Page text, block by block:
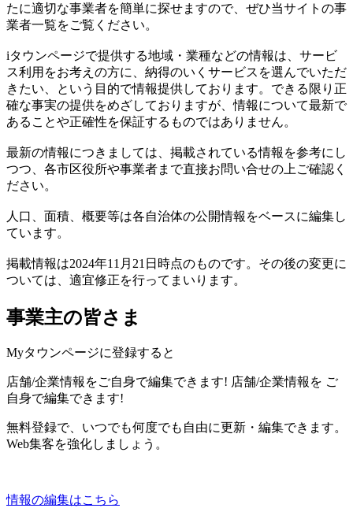
たに適切な事業者を簡単に探せますので、ぜひ当サイトの事
業者一覧をご覧ください。
iタウンページで提供する地域・業種などの情報は、サービ
ス利用をお考えの方に、納得のいくサービスを選んでいただ
きたい、という目的で情報提供しております。できる限り正
確な事実の提供をめざしておりますが、情報について最新で
あることや正確性を保証するものではありません。
最新の情報につきましては、掲載されている情報を参考にし
つつ、各市区役所や事業者まで直接お問い合せの上ご確認く
ださい。
人口、面積、概要等は各自治体の公開情報をベースに編集し
ています。
掲載情報は2024年11月21日時点のものです。その後の変更に
ついては、適宜修正を行ってまいります。
事業主の皆さま
Myタウンページに登録すると
店舗/企業情報をご自身で編集できます! 店舗/企業情報を ご
自身で編集できます!
無料登録で、いつでも何度でも自由に更新・編集できます。
Web集客を強化しましょう。
情報の編集はこちら